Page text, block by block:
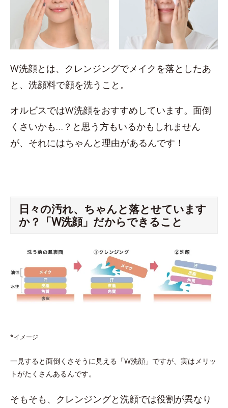
W洗顔とは、クレンジングでメイクを落としたあ
と、洗顔料で顔を洗うこと。
オルビスではW洗顔をおすすめしています。面倒
くさいかも…？と思う方もいるかもしれません
が、それにはちゃんと理由があるんです！
日々の汚れ、ちゃんと落とせています
か？「W洗顔」だからできること
*イメージ
一見すると面倒くさそうに見える「W洗顔」ですが、実はメリッ
トがたくさんあるんです。
そもそも、クレンジングと洗顔では役割が異なり